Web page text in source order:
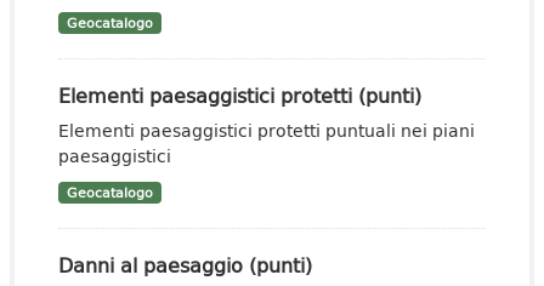
Geocatalogo
Elementi paesaggistici protetti (punti)
Elementi paesaggistici protetti puntuali nei piani
paesaggistici
Geocatalogo
Danni al paesaggio (punti)